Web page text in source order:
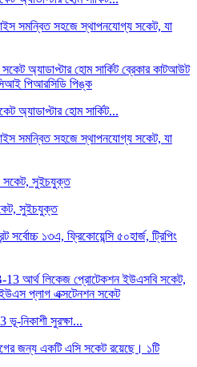
সমন্বিত সহজে স্থাপনযোগ্য সকেট, যা
হোম সার্কিট...
সমন্বিত সহজে স্থাপনযোগ্য সকেট, যা
সুইচযুক্ত
সর্বোচ্চ ১৩এ, ফ্রিকোয়েন্সি ৫০হার্জ, ট্রিপিং
সুরক্ষা...
জন্য একটি এসি সকেট রয়েছে। ১টি